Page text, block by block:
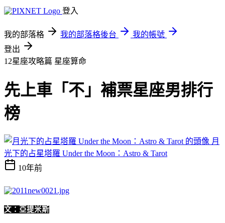
登入
我的部落格 我的部落格後台
我的帳號
登出
12星座攻略篇 星座算命
先上車「不」補票星座男排行
榜
月
光下的占星塔羅 Under the Moon：Astro & Tarot
10年前
文：亞提米斯